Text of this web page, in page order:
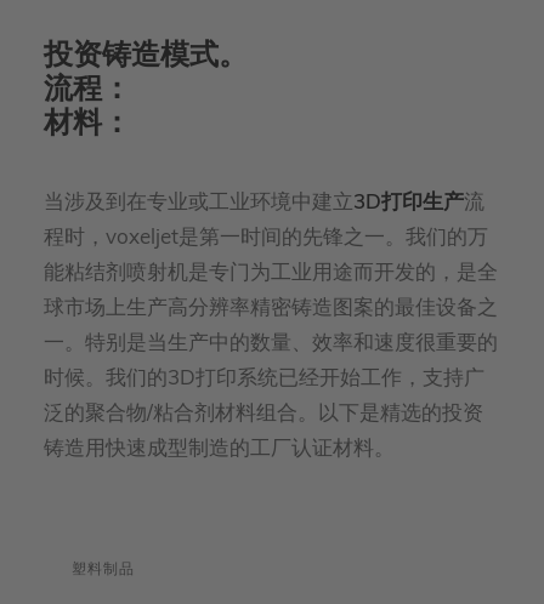
投资铸造模式。
流程：
材料：
当涉及到在专业或工业环境中建立3D打印生产流
程时，voxeljet是第一时间的先锋之一。我们的万
能粘结剂喷射机是专门为工业用途而开发的，是全
球市场上生产高分辨率精密铸造图案的最佳设备之
一。特别是当生产中的数量、效率和速度很重要的
时候。我们的3D打印系统已经开始工作，支持广
泛的聚合物/粘合剂材料组合。以下是精选的投资
铸造用快速成型制造的工厂认证材料。
塑料制品